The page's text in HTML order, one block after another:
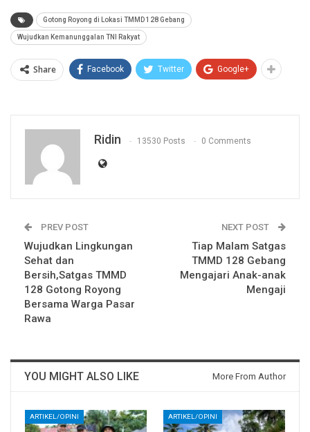
Gotong Royong di Lokasi TMMD 128 Gebang
Wujudkan Kemanunggalan TNI Rakyat
Share Facebook Twitter Google+
Ridin 13530 Posts 0 Comments
PREV POST
Wujudkan Lingkungan
Sehat dan
Bersih,Satgas TMMD
128 Gotong Royong
Bersama Warga Pasar
Rawa
NEXT POST
Tiap Malam Satgas
TMMD 128 Gebang
Mengajari Anak-anak
Mengaji
YOU MIGHT ALSO LIKE More From Author
ARTIKEL/OPINI ARTIKEL/OPINI